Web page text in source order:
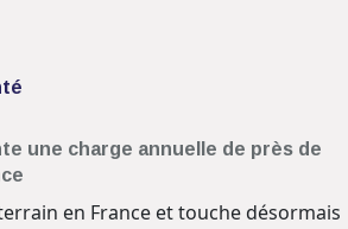
une charge annuelle de près de
en France et touche désormais